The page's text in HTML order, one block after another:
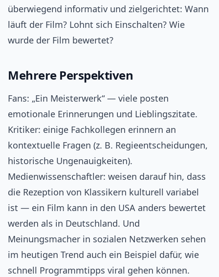
überwiegend informativ und zielgerichtet: Wann
läuft der Film? Lohnt sich Einschalten? Wie
wurde der Film bewertet?
Mehrere Perspektiven
Fans: „Ein Meisterwerk“ — viele posten
emotionale Erinnerungen und Lieblingszitate.
Kritiker: einige Fachkollegen erinnern an
kontextuelle Fragen (z. B. Regieentscheidungen,
historische Ungenauigkeiten).
Medienwissenschaftler: weisen darauf hin, dass
die Rezeption von Klassikern kulturell variabel
ist — ein Film kann in den USA anders bewertet
werden als in Deutschland. Und
Meinungsmacher in sozialen Netzwerken sehen
im heutigen Trend auch ein Beispiel dafür, wie
schnell Programmtipps viral gehen können.